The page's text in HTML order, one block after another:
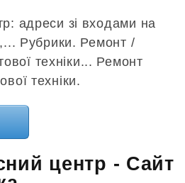
адреси зі входами на
Рубрики. Ремонт /
техніки... Ремонт
техніки.
центр - Сайт